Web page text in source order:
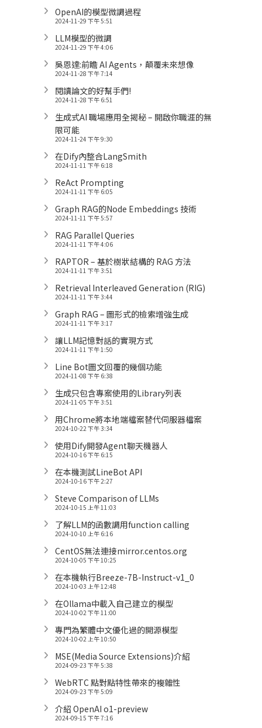
OpenAI的模型微調過程
2024-11-29 下午 5:51
LLM模型的微調
2024-11-29 下午 4:06
吳恩達:前瞻 AI Agents，顛覆未來想像
2024-11-28 下午 7:14
閱讀論文的好幫手們!
2024-11-28 下午 6:51
生成式AI 職場應用全揭秘 – 開啟你職涯的無
限可能
2024-11-24 下午 9:30
在Dify內整合LangSmith
2024-11-11 下午 6:18
ReAct Prompting
2024-11-11 下午 6:05
Graph RAG的Node Embeddings 技術
2024-11-11 下午 5:57
RAG Parallel Queries
2024-11-11 下午 4:06
RAPTOR – 基於樹狀結構的 RAG 方法
2024-11-11 下午 3:51
Retrieval Interleaved Generation (RIG)
2024-11-11 下午 3:44
Graph RAG – 圖形式的檢索增強生成
2024-11-11 下午 3:17
讓LLM記憶對話的實現方式
2024-11-11 下午 1:50
Line Bot圖文回覆的幾個功能
2024-11-08 下午 6:38
生成只包含專案使用的Library列表
2024-11-05 下午 3:51
用Chrome將本地端檔案替代伺服器檔案
2024-10-22 下午 3:34
使用Dify開發Agent聊天機器人
2024-10-16 下午 6:15
在本機測試LineBot API
2024-10-16 下午 2:27
Steve Comparison of LLMs
2024-10-15 上午 11:03
了解LLM的函數調用function calling
2024-10-10 上午 6:16
CentOS無法連接mirror.centos.org
2024-10-05 下午 10:25
在本機執行Breeze-7B-Instruct-v1_0
2024-10-03 上午 12:48
在Ollama中載入自己建立的模型
2024-10-02 下午 11:00
專門為繁體中文優化過的開源模型
2024-10-02 上午 10:50
MSE(Media Source Extensions)介紹
2024-09-23 下午 5:38
WebRTC 點對點特性帶來的複雜性
2024-09-23 下午 5:09
介紹 OpenAI o1-preview
2024-09-15 下午 7:16